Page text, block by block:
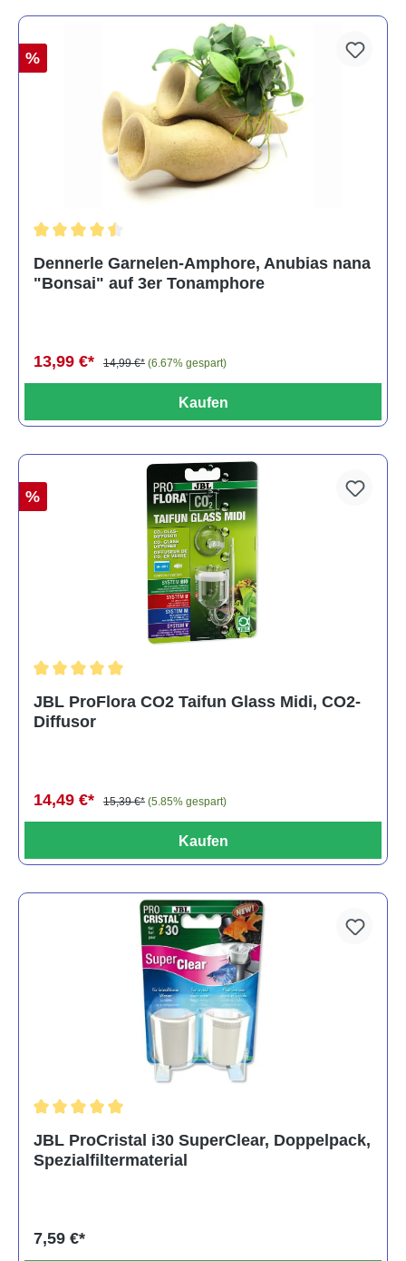
%
Dennerle Garnelen-Amphore, Anubias nana
"Bonsai" auf 3er Tonamphore
13,99 €* 14,99 €* (6.67% gespart)
Kaufen
%
JBL ProFlora CO2 Taifun Glass Midi, CO2-
Diffusor
14,49 €* 15,39 €* (5.85% gespart)
Kaufen
JBL ProCristal i30 SuperClear, Doppelpack,
Spezialfiltermaterial
7,59 €*